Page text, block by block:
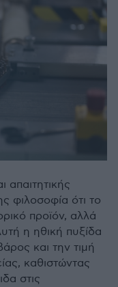
απαιτητικής
φιλοσοφία ότι το
προϊόν, αλλά
η ηθική πυξίδα
και την τιμή
καθιστώντας
στις